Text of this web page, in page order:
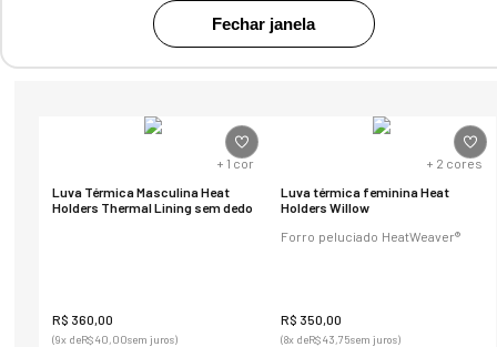
Fechar janela
29produtos
+ 1 cor
Luva Térmica Masculina Heat
Holders Thermal Lining sem dedo
R$ 360 00
(9x deR$40,00sem juros)
+ 2 cores
Luva térmica feminina Heat
Holders Willow
Forro peluciado HeatWeaver®
R$ 350 00
(8x deR$43,75sem juros)